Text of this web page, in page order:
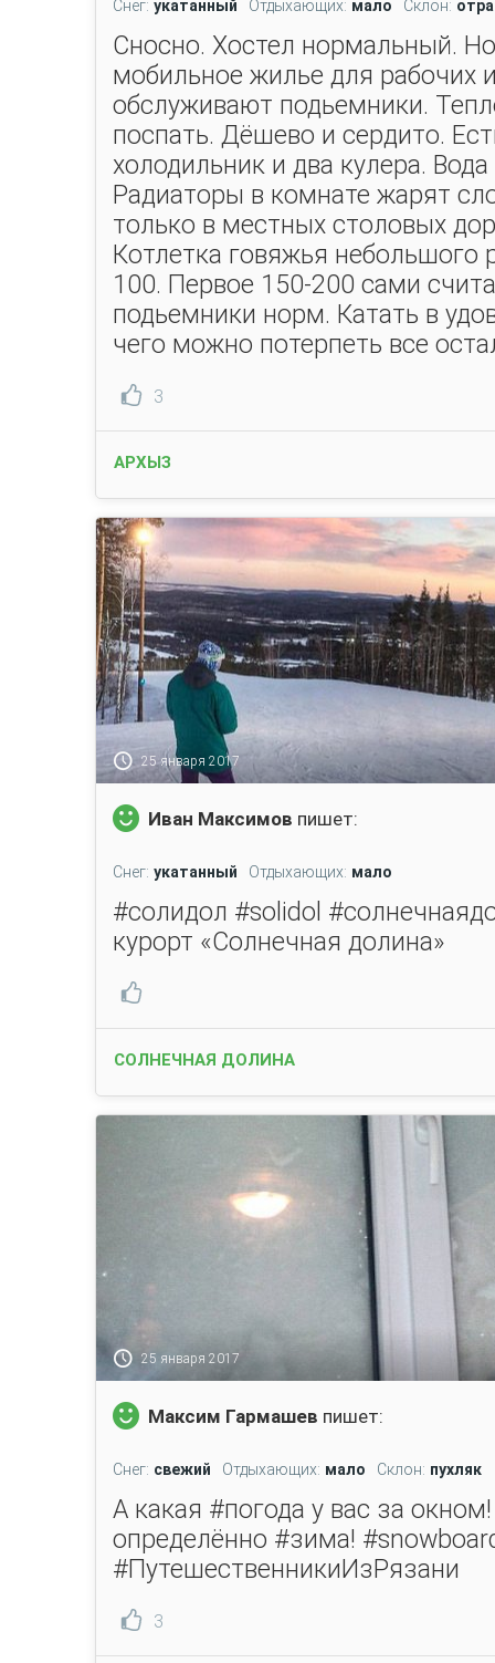
Снег: укатанный Отдыхающих: мало Склон:
Сносно. Хостел нормальный.
мобильное жилье для рабочих
обслуживают подьемники.
поспать. Дёшево и сердито.
холодильник и два кулера.
Радиаторы в комнате жарят
только в местных столовых
Котлетка говяжья небольшого
100. Первое 150-200 сами
подьемники норм. Катать в
чего можно потерпеть все
3
АРХЫЗ
25 января 2017
Иван Максимов пишет:
Снег: укатанный Отдыхающих: мало
#солидол #solidol
курорт «Солнечная долина»
СОЛНЕЧНАЯ ДОЛИНА
25 января 2017
Максим Гармашев пишет:
Снег: свежий Отдыхающих: мало Склон: пухляк
А какая #погода у вас за
определённо #зима!
#ПутешественникиИзРязани
3